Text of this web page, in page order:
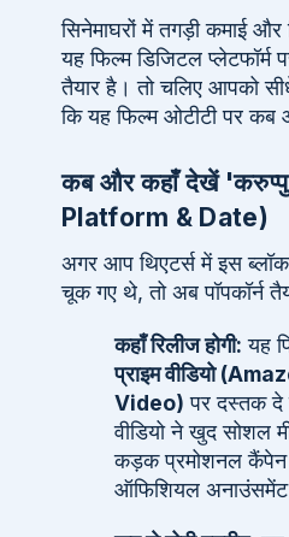
सिनेमाघरों में तगड़ी कमाई और
यह फिल्म डिजिटल प्लेटफॉर्म
तैयार है। तो चलिए आपको
कि यह फिल्म ओटीटी पर कब
कब और कहाँ देखें
Platform & Date)
अगर आप थिएटर्स में इस
चूक गए थे, तो अब पॉपकॉर्न
कहाँ रिलीज होगी: यह
प्राइम वीडियो
Video) पर दस्तक दे
वीडियो ने खुद सोशल
कड़क प्रमोशनल कैंपेन
ऑफिशियल अनाउंसमेंट